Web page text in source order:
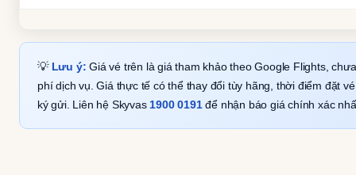
💡 Lưu ý: Giá vé trên là giá tham khảo theo Google Flights,
phí dịch vụ. Giá thực tế có thể thay đổi tùy hãng, thời điểm đặt
ký gửi. Liên hệ Skyvas 1900 0191để nhận báo giá chính xác